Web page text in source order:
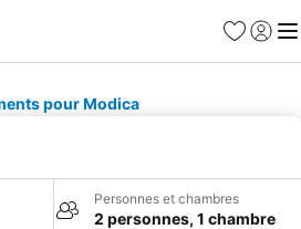
Favoris
Se
pour Modica
Personnes et chambres
2 personnes, 1 chambre